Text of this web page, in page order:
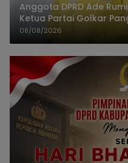
Anggota DPRD Ade
Ketua Partai Golkar
08/08/2026